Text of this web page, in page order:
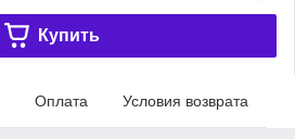
Купить
Оплата Условия возврата